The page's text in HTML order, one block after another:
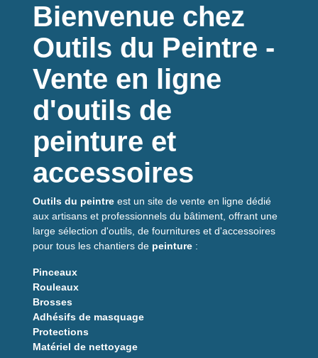
Bienvenue chez
Outils du Peintre -
Vente en ligne
d'outils de
peinture et
accessoires
Outils du peintre est un site de vente en ligne dédié
aux artisans et professionnels du bâtiment, offrant une
large sélection d'outils, de fournitures et d'accessoires
pour tous les chantiers de peinture :
Pinceaux
Rouleaux
Brosses
Adhésifs de masquage
Protections
Matériel de nettoyage